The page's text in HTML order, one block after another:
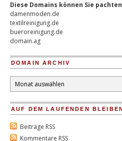
Diese Domains können Sie
damenmoden.de
textilreinigung.de
bueroreinigung.de
domain.ag
DOMAIN ARCHIV
Domain
Archiv
AUF DEM LAUFENDEN
Beiträge RSS
Kommentare RSS